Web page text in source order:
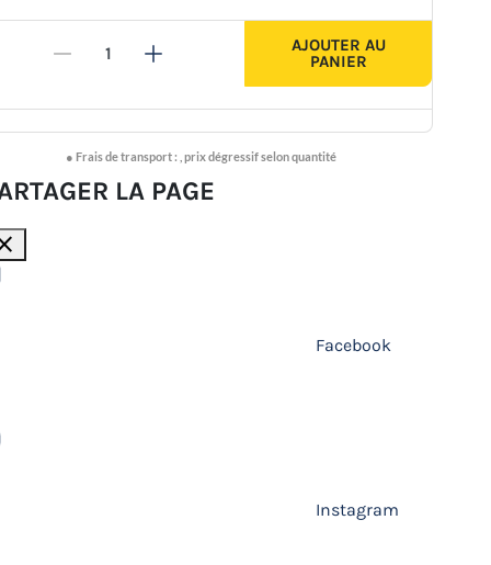
- +
AJOUTER AU
PANIER
● Frais de transport : prix dégressif selon quantité
LA PAGE
Facebook
Instagram